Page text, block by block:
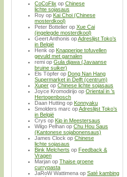
CoCoFlix op Chinese
lichte sojasaus
Roy op Kai Choi (Chinese
mosterdkool)
Peter Bottelier op Xue Cai
(ingelegde mosterdkool)
Geert Anthonis opAdreslijst Toko’s
in België
Henk op Knapperige tofuvellen
gevuld met garnalen
remi op Gula djawa (Javaanse
bruine suiker)
Els Töpfer op Dong Nan Hang
Supermarket in Delft (centrum)
Xuper op Chinese lichte sojasaus
Joyce Kromodirijo op Oriental in ’s
Hertogenbosch
Daan Hutting op Konnyaku
Smolders marc opAdreslijst Toko’s
in België
Crys op Kip in Meestersaus
Wilgo Pelhan op Chu Hou Saus
(Kantonese sojabonensaus)
James Clock op Chinese
lichte sojasaus
Bink Melcherts op Feedback &
Vragen
Marjan op Thaise groene
currypasta
JaRoW Wattimena op Saté kambing